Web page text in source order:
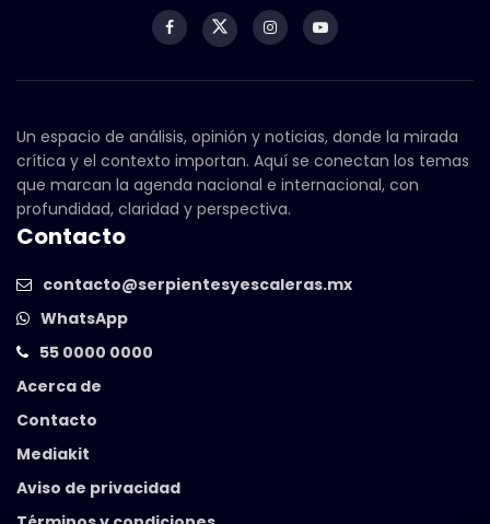
Un espacio de análisis, opinión y noticias, donde la mirada
crítica y el contexto importan. Aquí se conectan los temas
que marcan la agenda nacional e internacional, con
profundidad, claridad y perspectiva.
Contacto
contacto@serpientesyescaleras.mx
WhatsApp
55 0000 0000
Acerca de
Contacto
Mediakit
Aviso de privacidad